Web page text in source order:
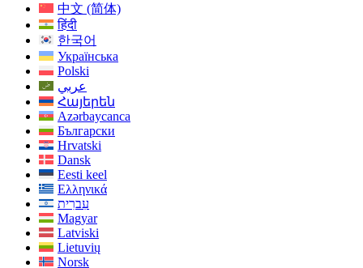
中文 (简体)
हिंदी
한국어
Українська
Polski
عربي
Հայերեն
Azərbaycanca
Български
Hrvatski
Dansk
Eesti keel
Ελληνικά
עִברִית
Magyar
Latviski
Lietuvių
Norsk